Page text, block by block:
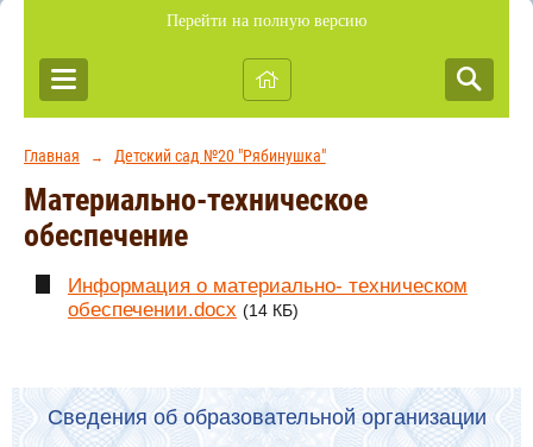
Перейти на полную версию
Главная → Детский сад №20 "Рябинушка"
Материально-техническое
обеспечение
Информация о материально- техническом
обеспечении.docx (14 КБ)
Сведения об образовательной организации